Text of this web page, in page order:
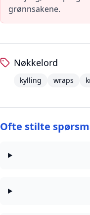
grønnsakene.
Nøkkelord
kylling wraps
Ofte stilte